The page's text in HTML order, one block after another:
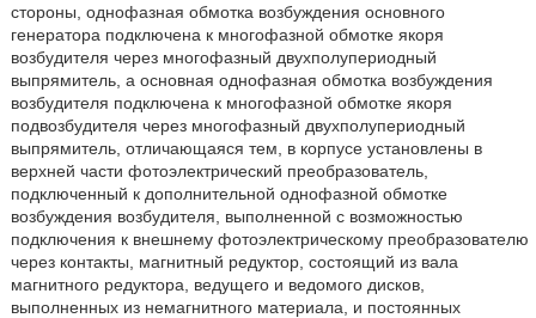
стороны, однофазная обмотка возбуждения основного
генератора подключена к многофазной обмотке якоря
возбудителя через многофазный двухполупериодный
выпрямитель, а основная однофазная обмотка возбуждения
возбудителя подключена к многофазной обмотке якоря
подвозбудителя через многофазный двухполупериодный
выпрямитель, отличающаяся тем, в корпусе установлены в
верхней части фотоэлектрический преобразователь,
подключенный к дополнительной однофазной обмотке
возбуждения возбудителя, выполненной с возможностью
подключения к внешнему фотоэлектрическому преобразователю
через контакты, магнитный редуктор, состоящий из вала
магнитного редуктора, ведущего и ведомого дисков,
выполненных из немагнитного материала, и постоянных